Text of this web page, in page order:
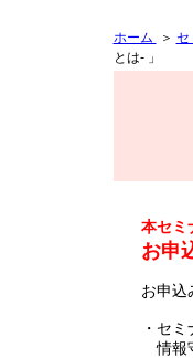
ホーム ＞ セ
とは- 」
本セミ
お申
お申込
・セ
情報